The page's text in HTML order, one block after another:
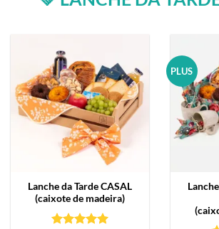
Lanche da TardeCASAL
(caixote de madeira)
PLUS